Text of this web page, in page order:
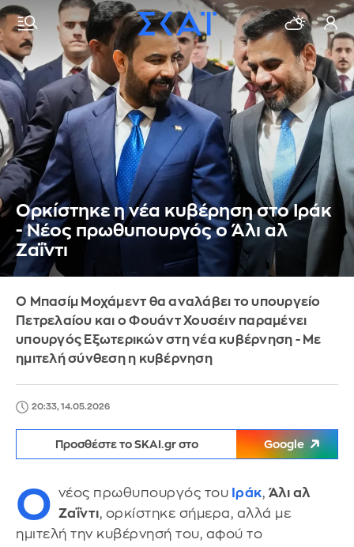
Ορκίστηκε η νέα κυβέρηση στο Ιράκ
- Νέος πρωθυπουργός ο Άλι αλ
Ζαΐντι
Ο Μπασίμ Μοχάμεντ θα αναλάβει το υπουργείο
Πετρελαίου και ο Φουάντ Χουσέιν παραμένει
υπουργός Εξωτερικών στη νέα κυβέρνηση - Mε
ημιτελή σύνθεση η κυβέρνηση
20:33, 14.05.2026
Προσθέστε το SKAI.gr στο Google
Ο νέος πρωθυπουργός του Ιράκ, Άλι αλ
Ζαΐντι, ορκίστηκε σήμερα, αλλά με
ημιτελή την κυβέρνησή του, αφού το